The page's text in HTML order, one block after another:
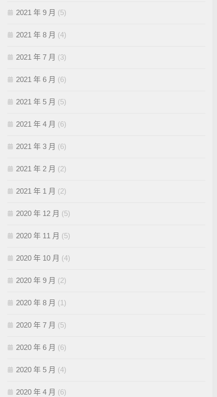
2021 年 9 月 (5)
2021 年 8 月 (4)
2021 年 7 月 (3)
2021 年 6 月 (6)
2021 年 5 月 (5)
2021 年 4 月 (6)
2021 年 3 月 (6)
2021 年 2 月 (2)
2021 年 1 月 (2)
2020 年 12 月 (5)
2020 年 11 月 (5)
2020 年 10 月 (4)
2020 年 9 月 (2)
2020 年 8 月 (1)
2020 年 7 月 (5)
2020 年 6 月 (6)
2020 年 5 月 (4)
2020 年 4 月 (6)